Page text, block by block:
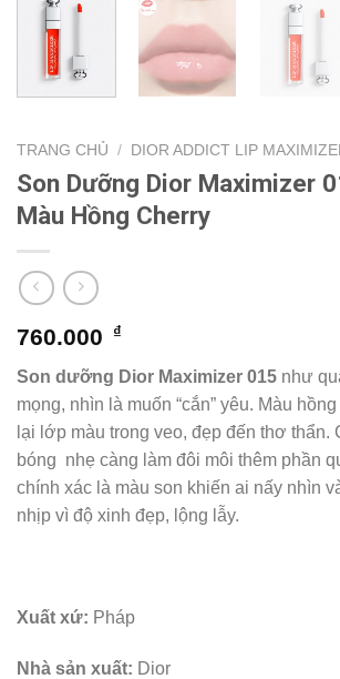
TRANG CHỦ / DIOR ADDICT LIP
Son Dưỡng Dior Maximizer
Màu Hồng Cherry
760.000 ₫
Son dưỡng Dior Maximizer 015 như
mọng, nhìn là muốn “cắn” yêu. Màu
lại lớp màu trong veo, đẹp đến thơ thẩn.
bóng nhẹ càng làm đôi môi thêm phần
chính xác là màu son khiến ai nấy nhìn
nhịp vì độ xinh đẹp, lộng lẫy.
Xuất xứ: Pháp
Nhà sản xuất: Dior